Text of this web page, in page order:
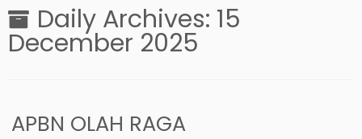
Daily Archives: 15
December 2025
APBN OLAH RAGA